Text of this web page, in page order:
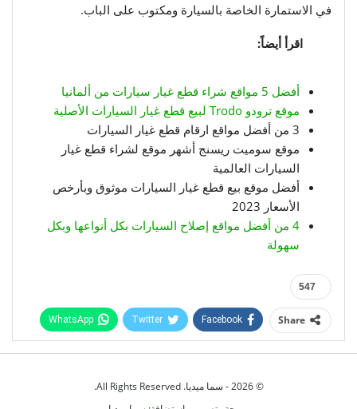
في الاستمارة الخاصة بالسيارة ومكتوب على الباب.
اقرأ أيضاً:
أفضل 5 مواقع شراء قطع غيار سيارات من ألمانيا
موقع ترودو Trodo لبيع قطع غيار السيارات الأصلية
3 من أفضل مواقع ارقام قطع غيار السيارات
موقع سوميت ريسنج أشهر موقع لشراء قطع غيار
السيارات العالمية
أفضل موقع بيع قطع غيار السيارات موثوق وبأرخص
الأسعار 2023
4 من أفضل مواقع إصلاح السيارات بكل أنواعها وبكل
سهولة
547
Share
Facebook
Twitter
WhatsApp
© 2026 - سما ميديا. All Rights Reserved.